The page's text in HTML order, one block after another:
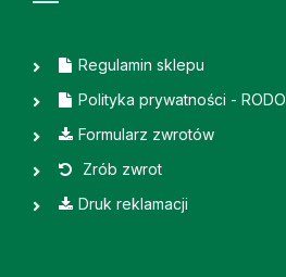
Regulamin sklepu
Polityka prywatności - RODO
Formularz zwrotów
Zrób zwrot
Druk reklamacji